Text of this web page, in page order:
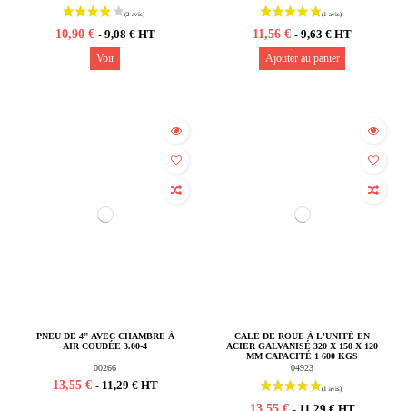
10,90 € - 9,08 € HT
Voir
11,56 € - 9,63 € HT
Ajouter au panier
PNEU DE 4" AVEC CHAMBRE À
AIR COUDÉE 3.00-4
00266
13,55 € - 11,29 € HT
CALE DE ROUE À L'UNITÉ EN
ACIER GALVANISÉ 320 X 150 X 120
MM CAPACITÉ 1 600 KGS
04923
13,55 €